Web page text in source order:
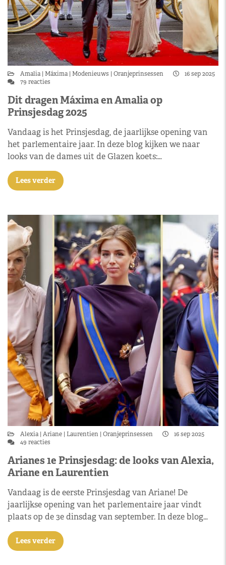
Amalia Máxima Modenieuws Oranjeprinsessen
16 sep 2025
79 reacties
Dit dragen Máxima en Amalia op
Prinsjesdag 2025
Vandaag is het Prinsjesdag, de jaarlijkse opening van
het parlementaire jaar. In deze blog kijken we naar
looks van de dames uit de Glazen koets:…
Lees verder
Alexia Ariane Laurentien Oranjeprinsessen
16 sep 2025
49 reacties
Arianes 1e Prinsjesdag: de looks van Alexia,
Ariane en Laurentien
Vandaag is de eerste Prinsjesdag van Ariane! De
jaarlijkse opening van het parlementaire jaar vindt
plaats op de 3e dinsdag van september. In deze blog…
Lees verder